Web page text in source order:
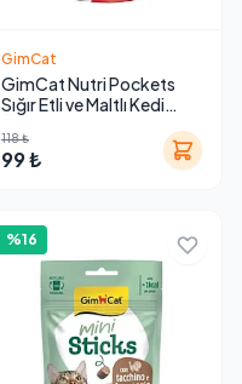
GimCat
GimCat Nutri Pockets
Sığır Etli ve Maltlı Kedi
118 ₺
99 ₺
%16